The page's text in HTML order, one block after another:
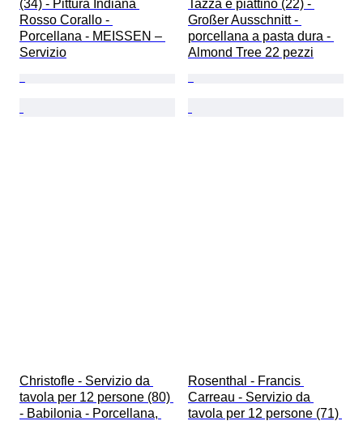
(34) - Pittura Indiana
Rosso Corallo -
Porcellana - MEISSEN –
Servizio
Tazza e piattino (22) -
Großer Ausschnitt⁠ -
porcellana a pasta dura -
Almond Tree 22 pezzi
Christofle - Servizio da
tavola per 12 persone (80)
- Babilonia - Porcellana,
Rosenthal - Francis
Carreau - Servizio da
tavola per 12 persone (71)